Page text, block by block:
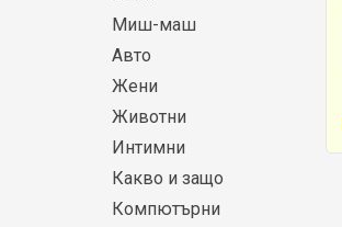
Миш-маш
Авто
Жени
Животни
Интимни
Какво и защо
Компютърни